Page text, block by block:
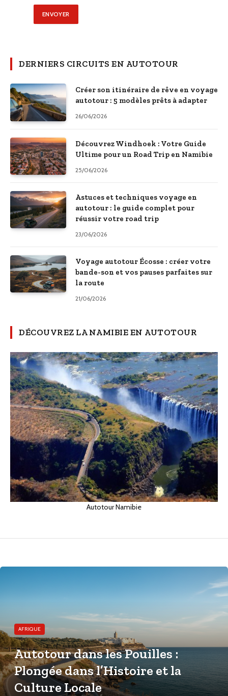
DERNIERS CIRCUITS EN AUTOTOUR
Créer son itinéraire de rêve en voyage
autotour : 5 modèles prêts à adapter
26/06/2026
Découvrez Windhoek : Votre Guide
Ultime pour un Road Trip en Namibie
25/06/2026
Astuces et techniques voyage en
autotour : le guide complet pour
réussir votre road trip
23/06/2026
Voyage autotour Écosse : créer votre
bande-son et vos pauses parfaites sur
la route
21/06/2026
DÉCOUVREZ LA NAMIBIE EN AUTOTOUR
Autotour Namibie
AFRIQUE
Autotour dans les Pouilles :
Plongée dans l’Histoire et la
Culture Locale